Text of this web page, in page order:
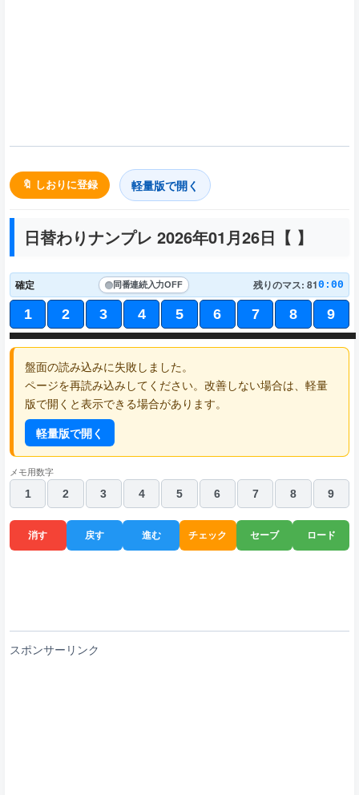
🔖 しおりに登録 軽量版で開く
日替わりナンプレ 2026年01月26日【 】
確定 同番連続入力OFF 残りのマス: 810:00
1 2 3 4 5 6 7 8 9
盤面の読み込みに失敗しました。
ページを再読み込みしてください。改善しない場合は、軽量
版で開くと表示できる場合があります。
軽量版で開く
メモ用数字
1
2 3 4 5 6 7 8 9
消す 戻す 進む チェック セーブ ロード
スポンサーリンク